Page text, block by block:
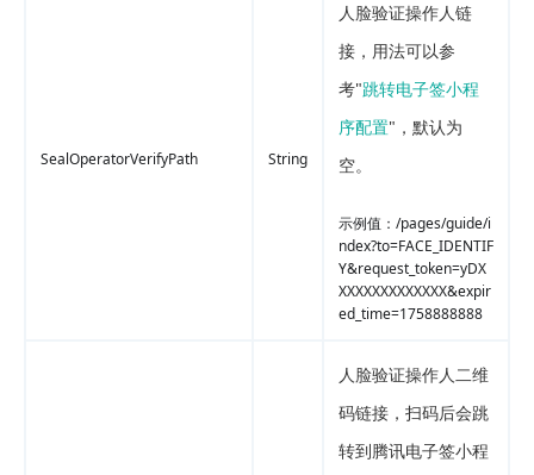
SealOperatorVerifyPath String
人脸验证操作人链
接，用法可以参
考"跳转电子签小程
序配置" ，默认为
空。
示例值：/pages/guide/i
ndex?to=FACE_IDENTIF
Y&request_token=yDX
XXXXXXXXXXXXX&expir
ed_time=1758888888
人脸验证操作人二维
码链接，扫码后会跳
转到腾讯电子签小程